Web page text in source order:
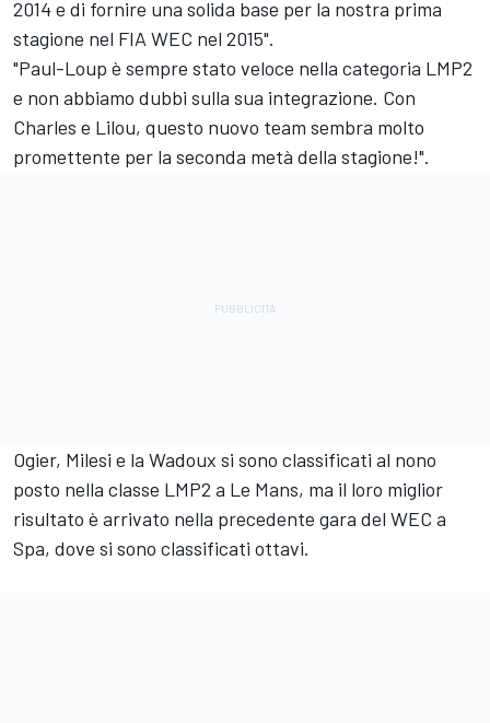
2014 e di fornire una solida base per la nostra prima
stagione nel FIA WEC nel 2015".
"Paul-Loup è sempre stato veloce nella categoria LMP2
e non abbiamo dubbi sulla sua integrazione. Con
Charles e Lilou, questo nuovo team sembra molto
promettente per la seconda metà della stagione!".
Ogier, Milesi e la Wadoux si sono classificati al nono
posto nella classe LMP2 a Le Mans, ma il loro miglior
risultato è arrivato nella precedente gara del WEC a
Spa, dove si sono classificati ottavi.